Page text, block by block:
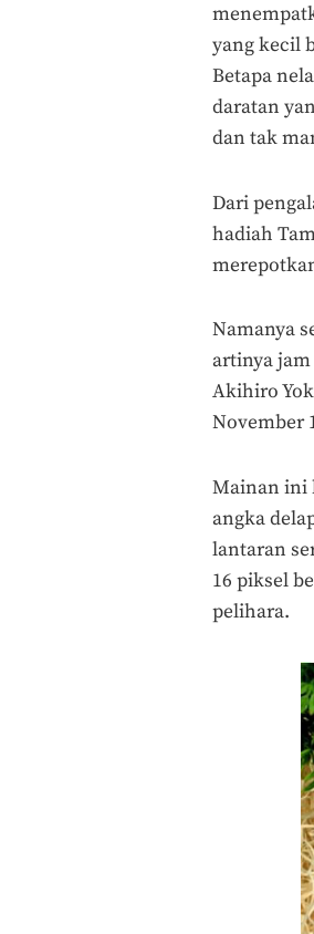
yang kecil
Betapa
daratan
dan tak
Dari
hadiah
Namanya
artinya
Akihiro
November
Mainan ini
angka
lantaran
16 piksel
pelihara.